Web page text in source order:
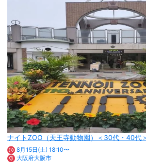
ナイトZOO（天王寺動物園）＜30代・40代
8月15日(土) 18:10〜
大阪府大阪市